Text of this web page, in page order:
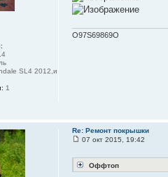
O97S69869O
SL4 2012,и
1
Re: Ремонт покрышки
07 окт 2015, 19:42
Оффтоп